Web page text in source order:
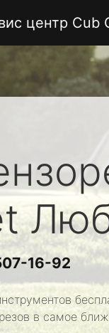
центр Cub
16-92
в самое